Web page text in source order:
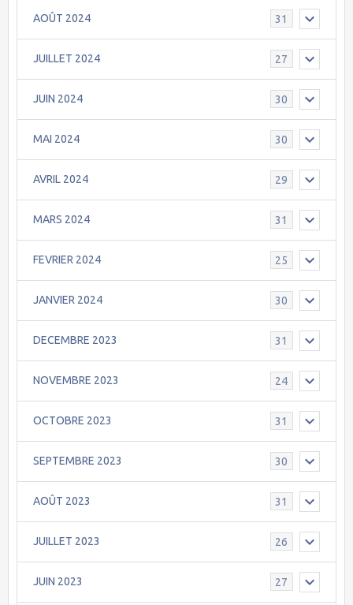
AOÛT 2024 31
JUILLET 2024 27
JUIN 2024 30
MAI 2024 30
AVRIL 2024 29
MARS 2024 31
FEVRIER 2024 25
JANVIER 2024 30
DECEMBRE 2023 31
NOVEMBRE 2023 24
OCTOBRE 2023 31
SEPTEMBRE 2023 30
AOÛT 2023 31
JUILLET 2023 26
JUIN 2023 27